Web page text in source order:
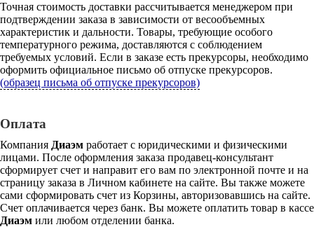
Точная стоимость доставки рассчитывается менеджером при
подтверждении заказа в зависимости от весообъемных
характеристик и дальности. Товары, требующие особого
температурного режима, доставляются с соблюдением
требуемых условий. Если в заказе есть прекурсоры, необходимо
оформить официальное письмо об отпуске прекурсоров.
(образец письма об отпуске прекурсоров)
Оплата
Компания Диаэм работает с юридическими и физическими
лицами. После оформления заказа продавец-консультант
сформирует счет и направит его вам по электронной почте и на
страницу заказа в Личном кабинете на сайте. Вы также можете
сами сформировать счет из Корзины, авторизовавшись на сайте.
Счет оплачивается через банк. Вы можете оплатить товар в кассе
Диаэм или любом отделении банка.